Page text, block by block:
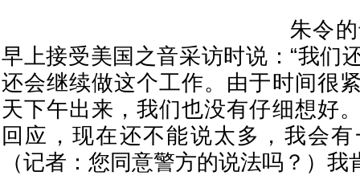
朱令的
早上接受美国之音采访时说：“我们
还会继续做这个工作。由于时间很
天下午出来，我们也没有仔细想好
回应，现在还不能说太多，我会
（记者：您同意警方的说法吗？）我